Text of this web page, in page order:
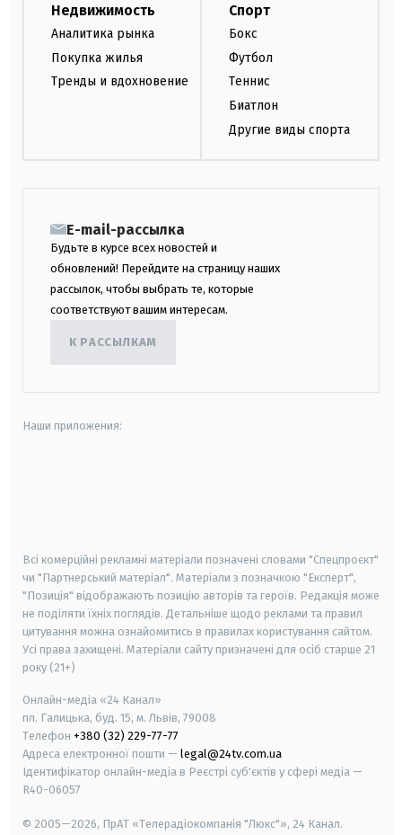
Недвижимость
Аналитика рынка
Покупка жилья
Тренды и вдохновение
Спорт
Бокс
Футбол
Теннис
Биатлон
Другие виды спорта
E-mail-рассылка
Будьте в курсе всех новостей и
обновлений! Перейдите на страницу наших
рассылок, чтобы выбрать те, которые
соответствуют вашим интересам.
К РАССЫЛКАМ
Наши приложения:
Всі комерційні рекламні матеріали позначені словами "Спецпроєкт"
чи "Партнерський матеріал". Матеріали з позначкою "Експерт",
"Позиція" відображають позицію авторів та героїв. Редакція може
не поділяти їхніх поглядів. Детальніше щодо реклами та правил
цитування можна ознайомитись в правилах користування сайтом.
Усі права захищені. Матеріали сайту призначені для осіб старше 21
року (21+)
Онлайн-медіа «24 Канал»
пл. Галицька, буд. 15, м. Львів, 79008
Телефон +380 (32) 229-77-77
Адреса електронної пошти — legal@24tv.com.ua
Ідентифікатор онлайн-медіа в Реєстрі суб'єктів у сфері медіа —
R40-06057
© 2005—2026, ПрАТ «Телерадіокомпанія "Люкс"», 24 Канал.